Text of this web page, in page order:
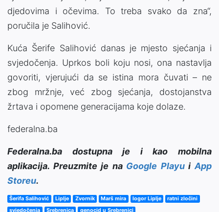
djedovima i očevima. To treba svako da zna“,
poručila je Salihović.
Kuća Šerife Salihović danas je mjesto sjećanja i
svjedočenja. Uprkos boli koju nosi, ona nastavlja
govoriti, vjerujući da se istina mora čuvati – ne
zbog mržnje, već zbog sjećanja, dostojanstva
žrtava i opomene generacijama koje dolaze.
federalna.ba
Federalna.ba dostupna je i kao mobilna
aplikacija. Preuzmite je na Google PlayuiApp
Storeu.
Šerifa Salihović Liplje Zvornik Marš mira logor Liplje
ratni zločini
svjedočenja
Srebrenica genocid u Srebrenici